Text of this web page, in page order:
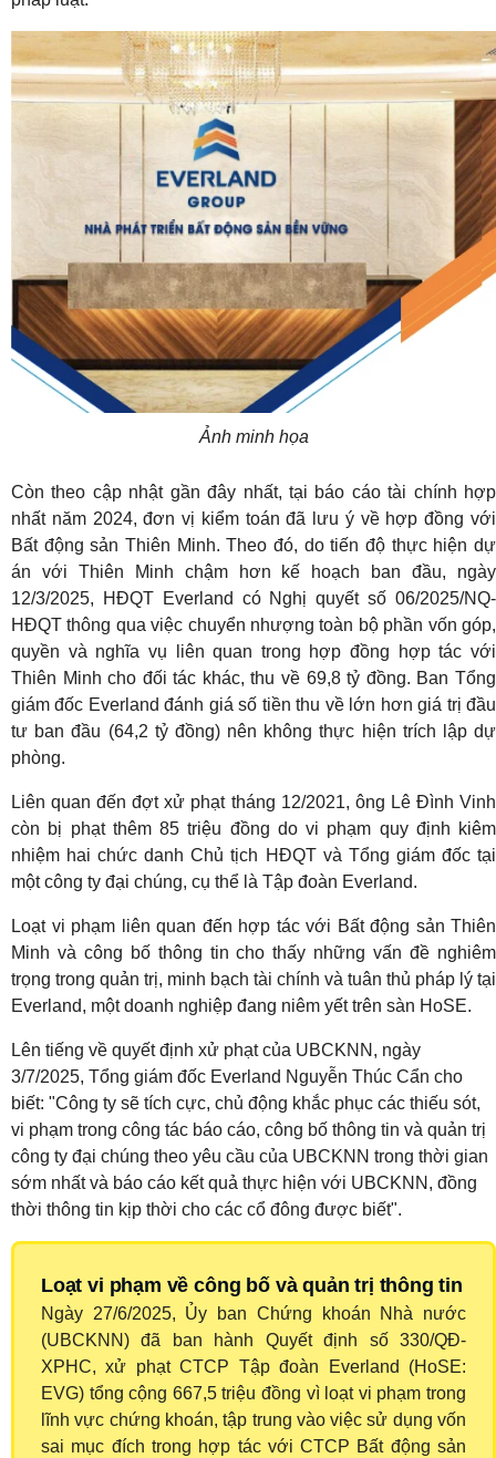
Ảnh minh họa
Còn theo cập nhật gần đây nhất, tại báo cáo tài chính hợp
nhất năm 2024, đơn vị kiểm toán đã lưu ý về hợp đồng với
Bất động sản Thiên Minh. Theo đó, do tiến độ thực hiện dự
án với Thiên Minh chậm hơn kế hoạch ban đầu, ngày
12/3/2025, HĐQT Everland có Nghị quyết số 06/2025/NQ-
HĐQT thông qua việc chuyển nhượng toàn bộ phần vốn góp,
quyền và nghĩa vụ liên quan trong hợp đồng hợp tác với
Thiên Minh cho đối tác khác, thu về 69,8 tỷ đồng. Ban Tổng
giám đốc Everland đánh giá số tiền thu về lớn hơn giá trị đầu
tư ban đầu (64,2 tỷ đồng) nên không thực hiện trích lập dự
phòng.
Liên quan đến đợt xử phạt tháng 12/2021, ông Lê Đình Vinh
còn bị phạt thêm 85 triệu đồng do vi phạm quy định kiêm
nhiệm hai chức danh Chủ tịch HĐQT và Tổng giám đốc tại
một công ty đại chúng, cụ thể là Tập đoàn Everland.
Loạt vi phạm liên quan đến hợp tác với Bất động sản Thiên
Minh và công bố thông tin cho thấy những vấn đề nghiêm
trọng trong quản trị, minh bạch tài chính và tuân thủ pháp lý tại
Everland, một doanh nghiệp đang niêm yết trên sàn HoSE.
Lên tiếng về quyết định xử phạt của UBCKNN, ngày
3/7/2025, Tổng giám đốc Everland Nguyễn Thúc Cẩn cho
biết: "Công ty sẽ tích cực, chủ động khắc phục các thiếu sót,
vi phạm trong công tác báo cáo, công bố thông tin và quản trị
công ty đại chúng theo yêu cầu của UBCKNN trong thời gian
sớm nhất và báo cáo kết quả thực hiện với UBCKNN, đồng
thời thông tin kịp thời cho các cổ đông được biết".
Loạt vi phạm về công bố và quản trị thông tin
Ngày 27/6/2025, Ủy ban Chứng khoán Nhà nước
(UBCKNN) đã ban hành Quyết định số 330/QĐ-
XPHC, xử phạt CTCP Tập đoàn Everland (HoSE:
EVG) tổng cộng 667,5 triệu đồng vì loạt vi phạm trong
lĩnh vực chứng khoán, tập trung vào việc sử dụng vốn
sai mục đích trong hợp tác với CTCP Bất động sản